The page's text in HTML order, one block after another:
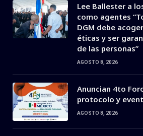
Lee Ballester a
como agentes
DGM debe
éticas y ser
de las personas”
AGOSTO 8, 2026
Anuncian 4to
protocolo y
AGOSTO 8, 2026